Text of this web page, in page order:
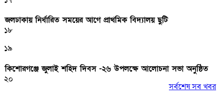
জলঢাকায় নির্ধারিত সময়ের আগে প্রাথমিক বিদ্যালয় ছুটি
১৮
১৯
কিশোরগঞ্জে জুলাই শহিদ দিবস -২৬ উপলক্ষে আলোচনা সভা অনুষ্ঠিত
২০
সর্বশেষ সব খবর